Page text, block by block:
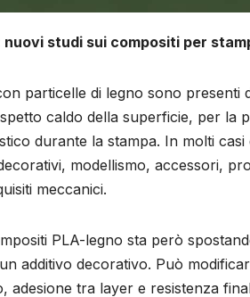
studi sui compositi per
particelle di legno sono
caldo della superficie, per la
durante la stampa. In molti
modellismo, accessori,
meccanici.
PLA-legno sta però
additivo decorativo. Può
adesione tra layer e resistenza